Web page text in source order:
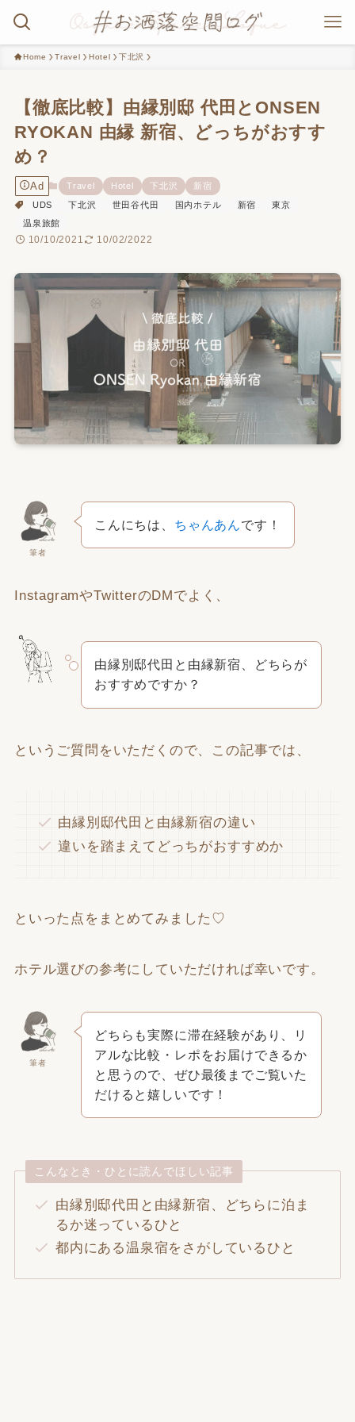
Home Travel Hotel 下北沢
【徹底比較】由縁別邸 代田とONSEN
RYOKAN 由縁 新宿、どっちがおすす
め？
Ad Travel Hotel 下北沢
新宿
UDS
下北沢 世田谷代田 国内ホテル 新宿
東京
温泉旅館
10/10/2021 10/02/2022
筆者
こんにちは、 ちゃんあんです！
InstagramやTwitterのDMでよく、
由縁別邸代田と由縁新宿、どちらが
おすすめですか？
というご質問をいただくので、この記事では、
由縁別邸代田と由縁新宿の違い
違いを踏まえてどっちがおすすめか
といった点をまとめてみました♡
ホテル選びの参考にしていただければ幸いです。
筆者
どちらも実際に滞在経験があり、リ
アルな比較・レポをお届けできるか
と思うので、ぜひ最後までご覧いた
だけると嬉しいです！
こんなとき・ひとに読んでほしい記事
由縁別邸代田と由縁新宿、どちらに泊ま
るか迷っているひと
都内にある温泉宿をさがしているひと